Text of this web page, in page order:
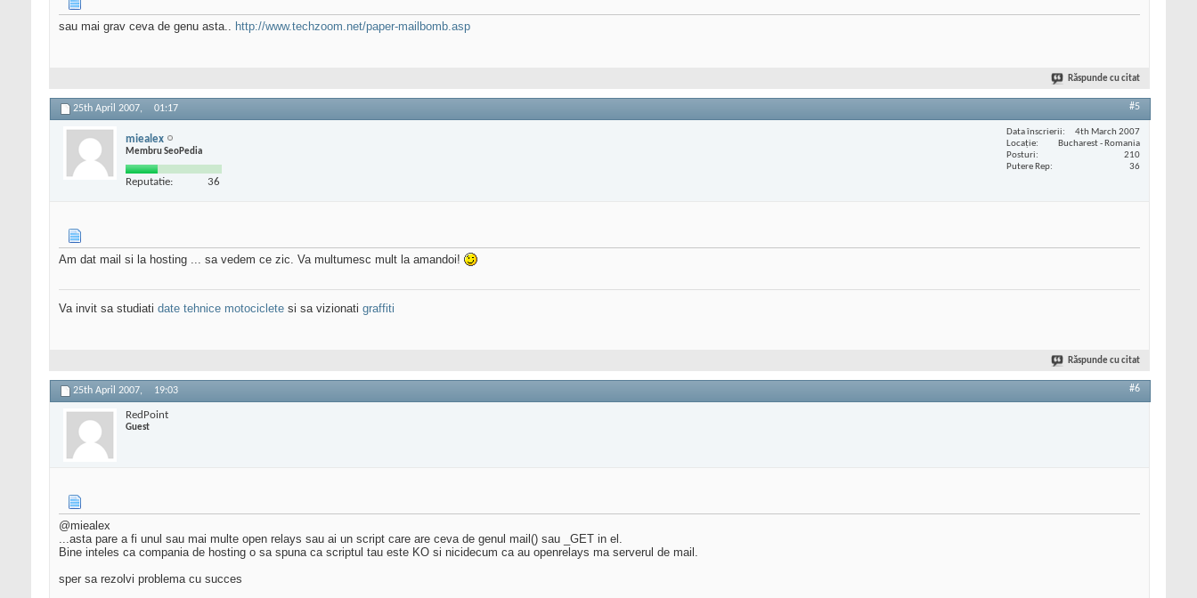
sau mai grav ceva de genu asta.. http://www.techzoom.net/paper-mailbomb.asp
Răspunde cu citat
25th April 2007, 01:17 #5
miealex
Membru SeoPedia
Reputatie: 36
Data înscrierii
4th March 2007
Locaţie
Bucharest - Romania
Posturi
210
Putere Rep
36
Am dat mail si la hosting ... sa vedem ce zic. Va multumesc mult la amandoi!
Va invit sa studiati date tehnice motociclete si sa vizionati graffiti
Răspunde cu citat
25th April 2007, 19:03 #6
RedPoint
Guest
@miealex
...asta pare a fi unul sau mai multe open relays sau ai un script care are ceva de genul mail() sau _GET in el.
Bine inteles ca compania de hosting o sa spuna ca scriptul tau este KO si nicidecum ca au openrelays ma serverul de mail.
sper sa rezolvi problema cu succes